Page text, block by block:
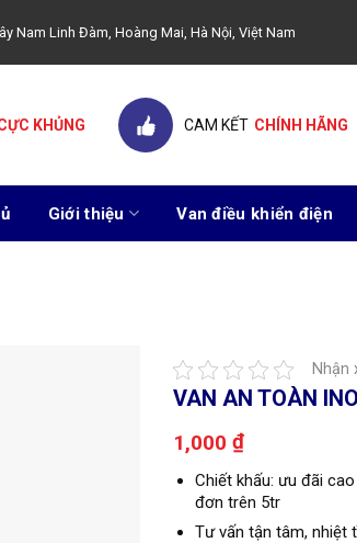
Nam Linh Đàm, Hoàng Mai, Hà Nội, Việt Nam
KHỦNG CAM KẾT CHÍNH HÃNG
Giới thiệu Van điều khiển điện
Nhận
VAN AN TOÀN
1,000 ₫
Chiết khấu: ưu đãi
đơn trên 5tr
Tư vấn tận tâm, nhiệt